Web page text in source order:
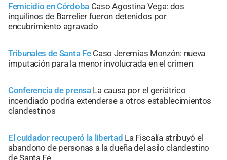
Femicidio en Córdoba Caso Agostina Vega: dos
inquilinos de Barrelier fueron detenidos por
encubrimiento agravado
Tribunales de Santa Fe Caso Jeremías Monzón: nueva
imputación para la menor involucrada en el crimen
Conferencia de prensa La causa por el geriátrico
incendiado podría extenderse a otros establecimientos
clandestinos
El cuidador recuperó la libertad La Fiscalía atribuyó el
abandono de personas a la dueña del asilo clandestino
de Santa Fe